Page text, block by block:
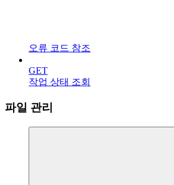
오류 코드 참조
GET
작업 상태 조회
파일 관리